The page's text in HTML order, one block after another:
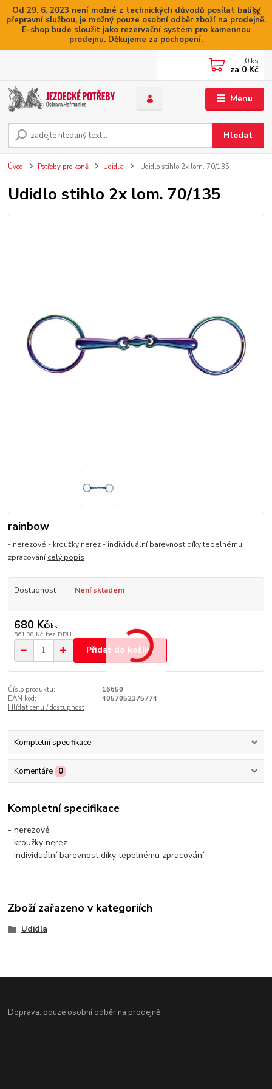
Od 29. 6. 2023 není možné z technických důvodů posílat balíky
přepravní službou, je možný pouze osobní odběr zboží na prodejně.
E-shop bude sloužit jako rezervační systém pro kamennou
prodejnu. Děkujeme za pochopení.
Menu
Hledat
0 ks
za 0 Kč
Úvod Potřeby pro koně Udidla Udidlo stihlo 2x lom. 70/135
Udidlo stihlo 2x lom. 70/135
rainbow
- nerezové - kroužky nerez - individuální barevnost díky tepelnému
zpracovánícelý popis
Dostupnost Není skladem
680 Kč/ks
561,98 Kč bez DPH
Přidat do košíku
Číslo produktu:
16650
EAN kód:
4057052375774
Hlídat cenu / dostupnost
Kompletní specifikace
Komentáře 0
Kompletní specifikace
- nerezové
- kroužky nerez
- individuální barevnost díky tepelnému zpracování
Zboží zařazeno v kategoriích
Udidla
Doprava: pouze osobní odběr na prodejně